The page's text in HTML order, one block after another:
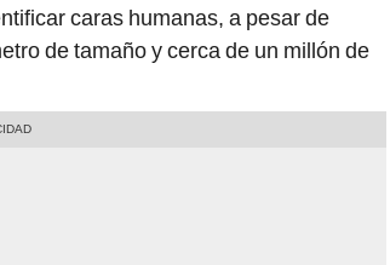
caras humanas, a pesar de
de tamaño y cerca de un millón de